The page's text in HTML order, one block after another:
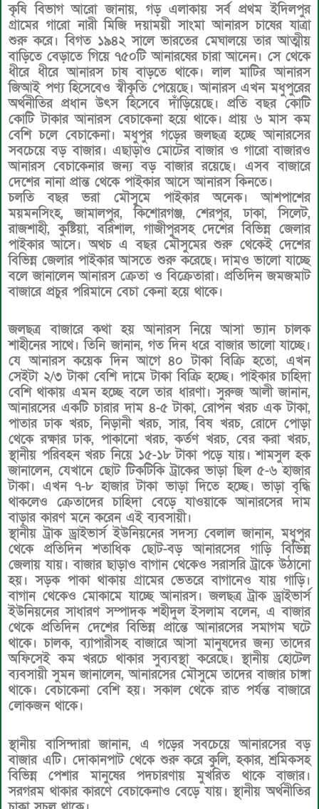
কৃষি বিভাগ আরো জানায়, গড় এলাকায় সর্ব প্রথম ইদিলপুর
গ্রামের গারো নারী মিজি দয়াময়ী সাংমা আনারস চাষের যাত্রা
শুরু করে। বিগত ১৯৪২ সালে ভারতের মেঘালয়ে তার আত্মীয়
বাড়িতে বেড়াতে গিয়ে ৭৫০টি আনারষের চারা আনেন। সে থেকে
ধীরে ধীরে আনারস চাষ বাড়তে থাকে। লাল মাটির আনারস
জিআই পণ্য হিসেবেও স্বীকৃতি পেয়েছে। আনারস এখন মধুপুরের
অর্থনীতির প্রধান উৎস হিসেবে দাঁড়িয়েছে। প্রতি বছর কোটি
কোটি টাকার আনারস বেচাকেনা হয়ে থাকে। প্রায় ৬ মাস কম
বেশি চলে বেচাকেনা। মধুপুর গড়ের জলছত্র হচ্ছে আনারসের
সবচেয়ে বড় বাজার। এছাড়াও মোটের বাজার ও গারো বাজারও
আনারস বেচাকেনার জন্য বড় বাজার রয়েছে। এসব বাজারে
দেশের নানা প্রান্ত থেকে পাইকার আসে আনারস কিনতে।
চলতি বছর ভরা মৌসুমে পাইকার অনেক। আশপাশের
ময়মনসিংহ, জামালপুর, কিশোরগঞ্জ, শেরপুর, ঢাকা, সিলেট,
রাজশাহী, কুষ্টিয়া, বরিশাল, গাজীপুরসহ দেশের বিভিন্ন জেলার
পাইকার আসে। অথচ এ বছর মৌসুমের শুরু থেকেই দেশের
বিভিন্ন জেলার পাইকার আসতে শুরু করেছে। দামও ভালো যাচ্ছে
বলে জানালেন আনারস ক্রেতা ও বিক্রেতারা। প্রতিদিন জমজমাট
বাজারে প্রচুর পরিমানে বেচা কেনা হয়ে থাকে।
জলছত্র বাজারে কথা হয় আনারস নিয়ে আসা ভ্যান চালক
শাহীনের সাথে। তিনি জানান, গত দিন ধরে বাজার ভালো যাচ্ছে।
যে আনারস কয়েক দিন আগে ৪০ টাকা বিক্রি হতো, এখন
সেইটা ২/৩ টাকা বেশি দামে টাকা বিক্রি হচ্ছে। পাইকার চাহিদা
বেশি থাকায় এমন হচ্ছে বলে তার ধারণা। সুরুজ আলী জানান,
আনারসের একটি চারার দাম ৪-৫ টাকা, রোপন খরচ এক টাকা,
পাতার ঢাক খরচ, নিড়ানী খরচ, সার, বিষ খরচ, রোদে পোড়া
থেকে রক্ষার ঢাক, পাকানো খরচ, কর্তণ খরচ, বের করা খরচ,
স্থানীয় পরিবহন খরচ নিয়ে ১৫-১৮ টাকা পড়ে যায়। শামসুল হক
জানালেন, যেখানে ছোট টিকটিকি ট্রাকের ভাড়া ছিল ৫-৬ হাজার
টাকা। এখন ৭-৮ হাজার টাকা ভাড়া দিতে হচ্ছে। ভাড়া বৃদ্ধি
থাকলেও ক্রেতাদের চাহিদা বেড়ে যাওয়াকে আনারসের দাম
বাড়ার কারণ মনে করেন এই ব্যবসায়ী।
স্থানীয় ট্রাক ড্রাইভার্স ইউনিয়নের সদস্য বেলাল জানান, মধুপুর
থেকে প্রতিদিন শতাধিক ছোট-বড় আনারসের গাড়ি বিভিন্ন
জেলায় যায়। বাজার ছাড়াও বাগান থেকেও সরাসরি ট্রাকে উঠানো
হয়। সড়ক পাকা থাকায় গ্রামের ভেতরে বাগানেও যায় গাড়ি।
বাগান থেকেও মোকামে যাচ্ছে আনারস। জলছত্র ট্রাক ড্রাইভার্স
ইউনিয়নের সাধারণ সম্পাদক শহীদুল ইসলাম বলেন, এ বাজার
থেকে প্রতিদিন দেশের বিভিন্ন প্রান্তে আনারসের সমাগম ঘটে
থাকে। চালক, ব্যাপারীসহ বাজারে আসা মানুষদের জন্য তাদের
অফিসেই কম খরচে থাকার সুব্যবস্থা করেছে। স্থানীয় হোটেল
ব্যবসায়ী সুমন জানালেন, আনারসের মৌসুমে তাদের বাজার চাঙ্গা
থাকে। বেচাকেনা বেশি হয়। সকাল থেকে রাত পর্যন্ত বাজারে
লোকজন থাকে।
স্থানীয় বাসিন্দারা জানান, এ গড়ের সবচেয়ে আনারসের বড়
বাজার এটি। দোকানপাট থেকে শুরু করে কুলি, হকার, শ্রমিকসহ
বিভিন্ন পেশার মানুষের পদচারণায় মুখরিত থাকে বাজার।
সরগরম থাকার কারণে বেচাকেনাও বেড়ে যায়। স্থানীয় অর্থনীতির